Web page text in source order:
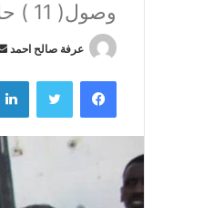
وصول( 11 ) حاوية من المساعدات الطبية من الدعم السعودي البالغ (140) طن
عرفة صالح احمد
فيسبوك